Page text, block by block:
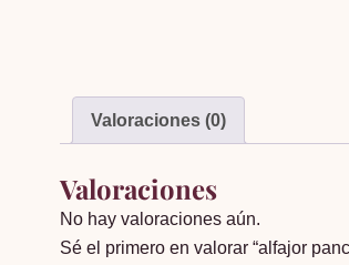
Valoraciones (0)
Valoraciones
No hay valoraciones aún.
Sé el primero en valorar “alfajor